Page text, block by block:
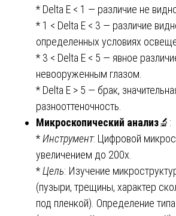
* Delta E < 1 — различие не
* 1 < Delta E < 3 — различие
определенных условиях
* 3 < Delta E < 5 — явное
невооруженным глазом.
* Delta E > 5 — брак,
разнооттеночность.
Микроскопический анализ🔬:
*Инструмент: Цифровой
увеличением до 200х.
*Цель: Изучение
(пузыри, трещины, характер
под пленкой). Определение